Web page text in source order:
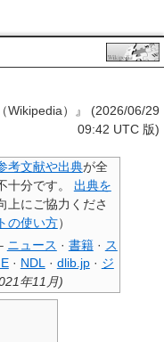
Wikipedia）』 (2026/06/29
09:42 UTC 版)
考文献や出典が全
十分です。
出典を
上にご協力くださ
の使い方）
ニュース · 書籍 · ス
· NDL · dlib.jp · ジ
年11月)